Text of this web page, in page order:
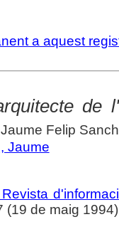
a aquest
de
Felip
Jaume
(19 de maig